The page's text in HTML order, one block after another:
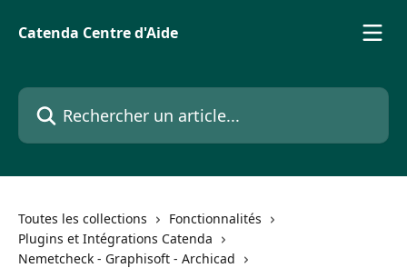
Catenda Centre d'Aide
Rechercher un article...
Toutes les collections
Fonctionnalités
Plugins et Intégrations Catenda
Nemetcheck - Graphisoft - Archicad